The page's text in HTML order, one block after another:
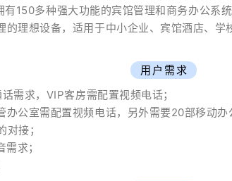
150多种强大功能的宾馆管理和商务办公系
理想设备，适用于中小企业、宾馆酒店、学
用户需求
需求，VIP客房需配置视频电话；
公室需配置视频电话，另外需要20部移动办
接；
求；